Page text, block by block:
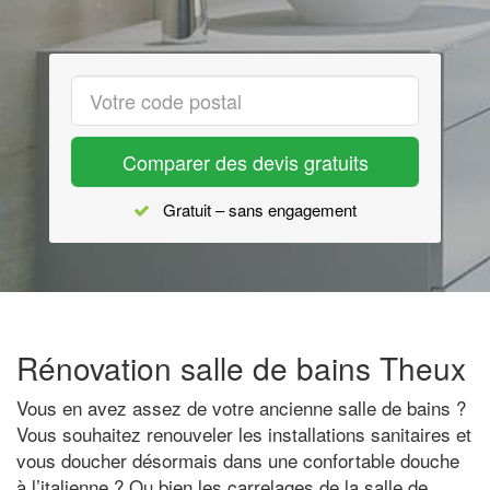
Comparer des devis gratuits
Gratuit – sans engagement
Rénovation salle de bains Theux
Vous en avez assez de votre ancienne salle de bains ?
Vous souhaitez renouveler les installations sanitaires et
vous doucher désormais dans une confortable douche